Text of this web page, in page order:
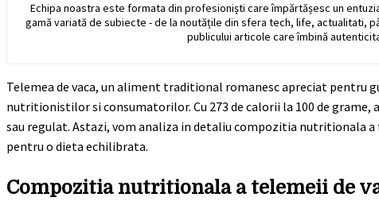
Echipa noastra este formata din profesioniști care împărtășesc un
gamă variată de subiecte - de la noutățile din sfera tech, life, actualitati,
publicului articole care îmbină
Telemea de vaca, un aliment traditional romanesc apreciat pentru
nutritionistilor si consumatorilor. Cu 273 de calorii la 100 de
sau regulat. Astazi, vom analiza in detaliu compozitia nutritionala
pentru o dieta echilibrata.
Compozitia nutritionala a telemeii de